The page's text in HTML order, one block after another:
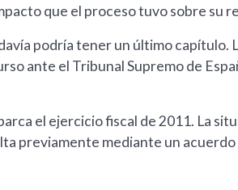
que el proceso tuvo sobre su
podría tener un último capítulo.
ante el Tribunal Supremo de
el ejercicio fiscal de 2011. La
previamente mediante un